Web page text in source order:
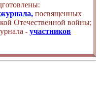
посвященных
Отечественной войны;
- участников